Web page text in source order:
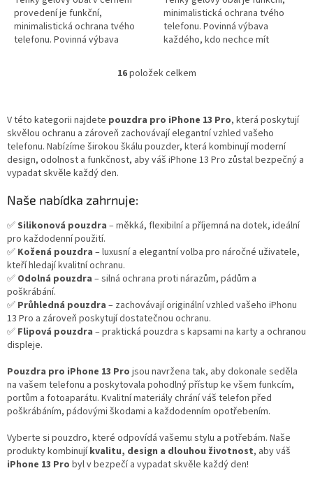
provedení je funkční,
minimalistická ochrana tvého
telefonu. Povinná výbava
telefon po pár dnech jako po
minimalistická ochrana tvého
telefonu. Povinná výbava
každého, kdo nechce mít
boji.
O
á
d
a
c
k
v
p
s
u
16položek celkem
V této kategorii najdete pouzdra pro iPhone 13 Pro, která poskytují
skvělou ochranu a zároveň zachovávají elegantní vzhled vašeho
telefonu. Nabízíme širokou škálu pouzder, která kombinují moderní
design, odolnost a funkčnost, aby váš iPhone 13 Pro zůstal bezpečný a
vypadat skvěle každý den.
Naše nabídka zahrnuje:
✅Silikonová pouzdra – měkká, flexibilní a příjemná na dotek, ideální
pro každodenní použití.
✅ Kožená pouzdra – luxusní a elegantní volba pro náročné uživatele,
kteří hledají kvalitní ochranu.
✅ Odolná pouzdra – silná ochrana proti nárazům, pádům a
poškrábání.
✅ Průhledná pouzdra – zachovávají originální vzhled vašeho iPhonu
13 Pro a zároveň poskytují dostatečnou ochranu.
✅ Flipová pouzdra – praktická pouzdra s kapsami na karty a ochranou
displeje.
Pouzdra pro iPhone 13 Pro jsou navržena tak, aby dokonale seděla
na vašem telefonu a poskytovala pohodlný přístup ke všem funkcím,
portům a fotoaparátu. Kvalitní materiály chrání váš telefon před
poškrábáním, pádovými škodami a každodenním opotřebením.
Vyberte si pouzdro, které odpovídá vašemu stylu a potřebám. Naše
produkty kombinujíkvalitu, design a dlouhou životnost, aby váš
iPhone 13 Pro byl v bezpečí a vypadat skvěle každý den!